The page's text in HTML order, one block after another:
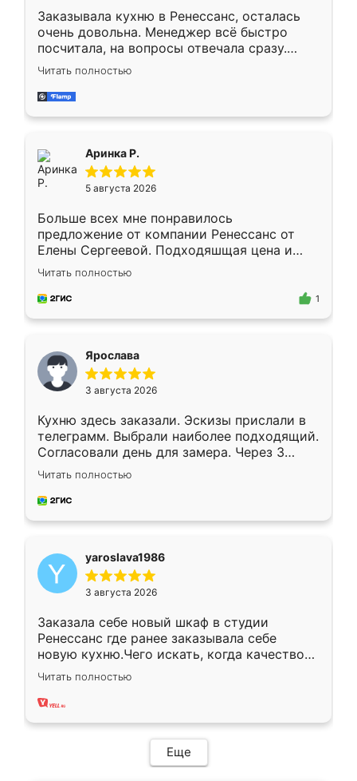
Заказывала кухню в Ренессанс, осталась
очень довольна. Менеджер всё быстро
посчитала, на вопросы отвечала сразу.
Замерщик приехал в субботу, подошёл к
делу со всей ответственностью. Собрали
за день, ребята работали аккуратно, даже
Читать полностью
Аринка Р.
5 августа 2026
Больше всех мне понравилось
предложение от компании Ренессанс от
Елены Сергеевой. Подходяшщая цена и
короткие сроки изготовления. Приехавший
для замера сотрудник Владислав
предложил по моему эскизу самый
Читать полностью
1
Ярослава
3 августа 2026
Кухню здесь заказали. Эскизы прислали в
телеграмм. Выбрали наиболее подходящий.
Согласовали день для замера. Через 3
недели кухня была уже готова. Остались
довольны работой. Спасибо Ренессанс
мебель за качественную работу!
Читать полностью
yaroslava1986
3 августа 2026
Заказала себе новый шкаф в студии
Ренессанс где ранее заказывала себе
новую кухню.Чего искать, когда качеством
вполне довольна. Служит кухня уже почти
два года, нареканий нет.
Читать полностью
Еще